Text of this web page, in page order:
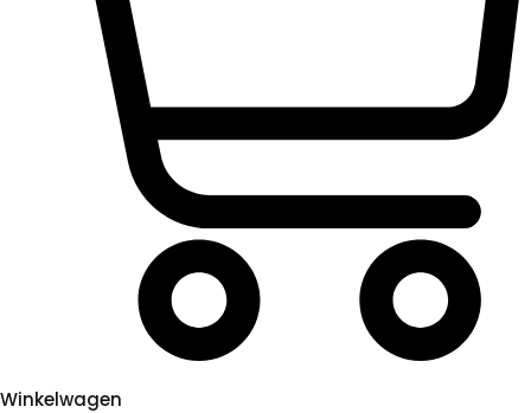
Winkelwagen